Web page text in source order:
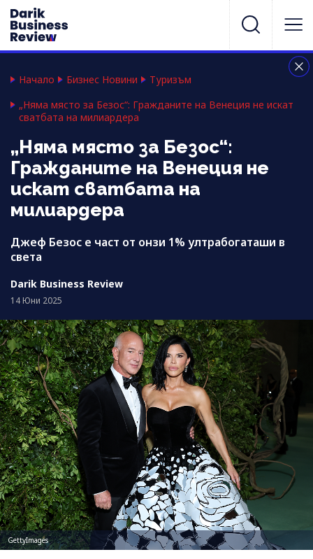
Начало Бизнес Новини
Туризъм
„Няма място за Безос“: Гражданите на Венеция не искат
сватбата на милиардера
„Няма място за Безос“:
Гражданите на Венеция не
искат сватбата на
милиардера
Джеф Безос е част от онзи 1% ултрабогаташи в
света
Darik Business Review
14 Юни 2025
GettyImages